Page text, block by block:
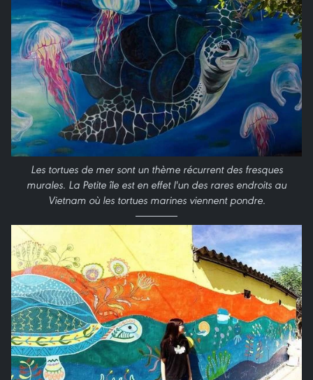
Les tortues de mer sont un thème récurrent des fresques
murales. La Petite île est en effet l'un des rares endroits au
Vietnam où les tortues marines viennent pondre.